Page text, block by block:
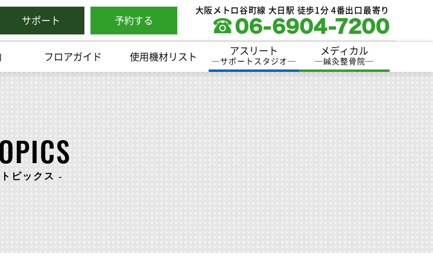
サポート 予約する
大阪メトロ谷町線 大日駅 徒歩1分 4番出口最寄り
フロアガイド 使用機材リスト
アスリート
─サポートスタジオ─
メディカル
─鍼灸整骨院─
ピックス -